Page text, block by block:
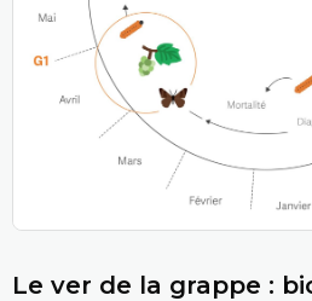
Le ver de la grappe :